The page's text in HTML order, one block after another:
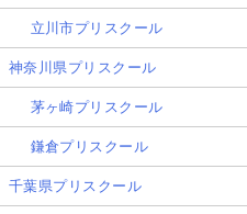
立川市プリスクール
神奈川県プリスクール
茅ヶ崎プリスクール
鎌倉プリスクール
千葉県プリスクール